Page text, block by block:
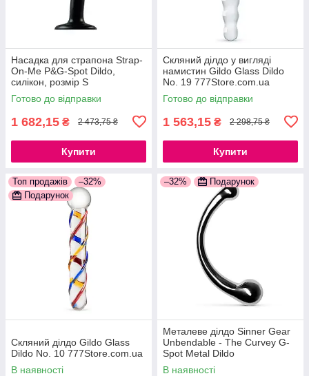
Насадка для страпона Strap-
On-Me P&G-Spot Dildo,
силікон, розмір S
777Store.com.ua
Готово до відправки
1 682,15 ₴ 2 473,75 ₴
Купити
Скляний ділдо у вигляді
намистин Gildo Glass Dildo
No. 19 777Store.com.ua
Готово до відправки
1 563,15 ₴ 2 298,75 ₴
Купити
Топ продажів
–32%
Подарунок
Скляний ділдо Gildo Glass
Dildo No. 10 777Store.com.ua
В наявності
–32% Подарунок
Металеве ділдо Sinner Gear
Unbendable - The Curvey G-
Spot Metal Dildo
777Store.com.ua
В наявності